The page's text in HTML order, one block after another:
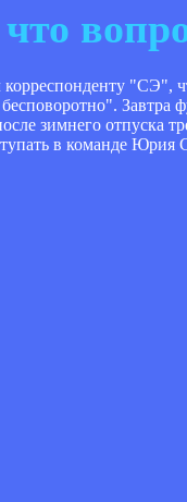
"СЭ",
Завтра
зимнего отпуска
в команде Юрия